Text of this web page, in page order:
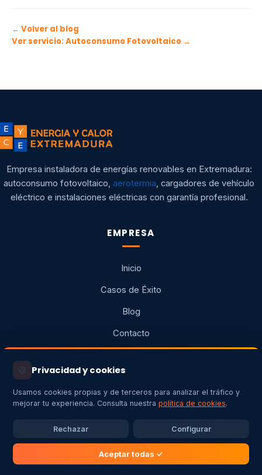
← Volver al blog
Ver servicio: Autoconsumo Fotovoltaico →
Empresa instaladora de energías renovables en Extremadura:
autoconsumo fotovoltaico,aerotermia, cargadores de vehículo
eléctrico e instalaciones eléctricas con garantía profesional.
EMPRESA
Inicio
Casos de Éxito
Blog
Contacto
SERVICIOS
Autoconsumo Fotovoltaico
Aerotermia
🍪 Privacidad y cookies
Usamos cookies propias y de terceros para analizar el tráfico y
mejorar tu experiencia. Consulta nuestrapolítica de cookies.
Rechazar Configurar
Aceptar todas ✓